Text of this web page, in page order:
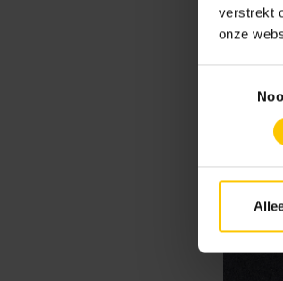
verstrekt
onze20 x 20
Kleur